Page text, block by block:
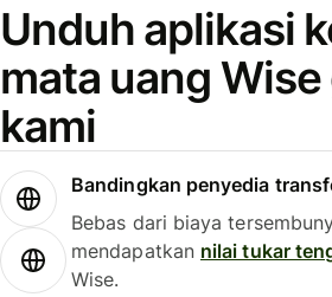
Unduh aplikasi
mata uang
kami
Bandingkan penyedia
Bebas dari biaya
mendapatkan nilai tukar
Wise.